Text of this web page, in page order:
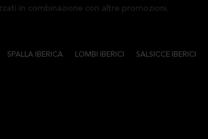
in combinazione con altre promozioni.
SPALLA IBERICA LOMBI IBERICI SALSICCE IBERICI